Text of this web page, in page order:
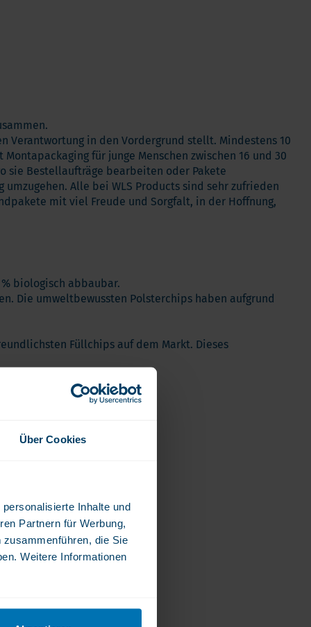
Über Cookies
Inhalte und
Partnern für Werbung,
die Sie
Weitere Informationen
Verantwortung in den Vordergrund stellt. Mindestens 10
für junge Menschen zwischen 16 und 30
sie Bestellaufträge bearbeiten oder Pakete
Alle bei WLS Products sind sehr zufrieden
mit viel Freude und Sorgfalt, in der Hoffnung,
biologisch abbaubar.
Die umweltbewussten Polsterchips haben aufgrund
Füllchips auf dem Markt. Dieses